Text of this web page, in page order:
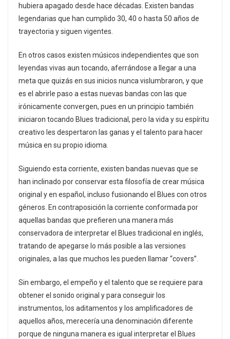
hubiera apagado desde hace décadas. Existen bandas
legendarias que han cumplido 30, 40 o hasta 50 años de
trayectoria y siguen vigentes.
En otros casos existen músicos independientes que son
leyendas vivas aun tocando, aferrándose a llegar a una
meta que quizás en sus inicios nunca vislumbraron, y que
es el abrirle paso a estas nuevas bandas con las que
irónicamente convergen, pues en un principio también
iniciaron tocando Blues tradicional, pero la vida y su espíritu
creativo les despertaron las ganas y el talento para hacer
música en su propio idioma.
Siguiendo esta corriente, existen bandas nuevas que se
han inclinado por conservar esta filosofía de crear música
original y en español, incluso fusionando el Blues con otros
géneros. En contraposición la corriente conformada por
aquellas bandas que prefieren una manera más
conservadora de interpretar el Blues tradicional en inglés,
tratando de apegarse lo más posible a las versiones
originales, a las que muchos les pueden llamar “covers”.
Sin embargo, el empeño y el talento que se requiere para
obtener el sonido original y para conseguir los
instrumentos, los aditamentos y los amplificadores de
aquellos años, merecería una denominación diferente
porque de ninguna manera es igual interpretar el Blues